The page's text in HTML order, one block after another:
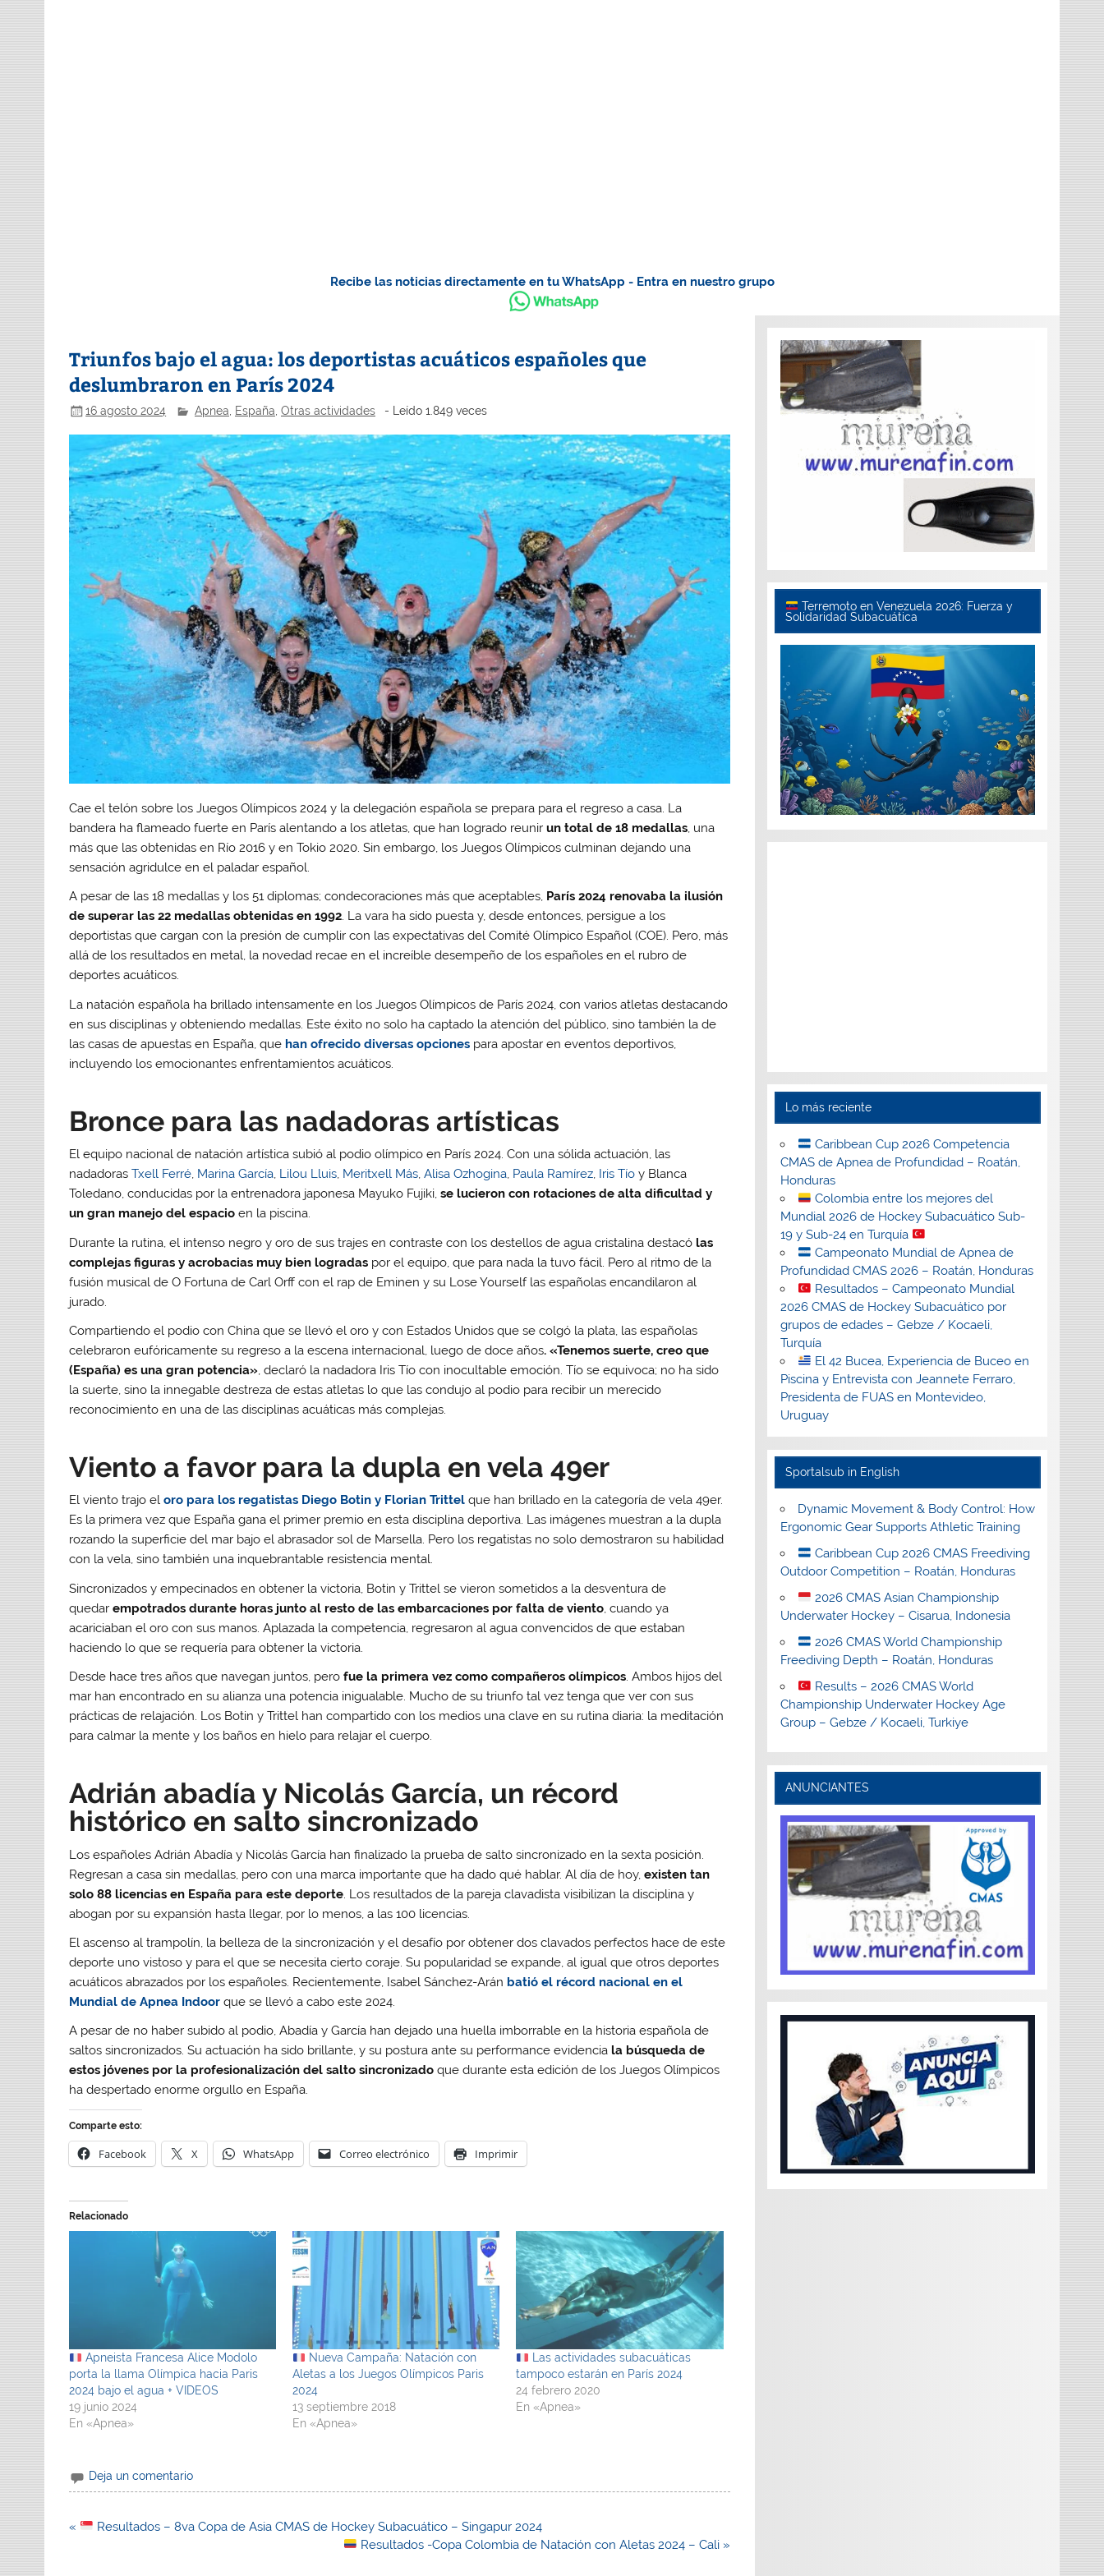
Recibe las noticias directamente en tu WhatsApp - Entra en nuestro grupo
Triunfos bajo el agua: los deportistas acuáticos españoles que
deslumbraron en París 2024
16 agosto 2024 Apnea España Otras actividades - Leído 1.849 veces
Cae el telón sobre los Juegos Olímpicos 2024 y la delegación española se prepara para el regreso a casa. La
bandera ha flameado fuerte en París alentando a los atletas, que han logrado reunirun total de 18 medallas, una
más que las obtenidas en Río 2016 y en Tokio 2020. Sin embargo, los Juegos Olímpicos culminan dejando una
sensación agridulce en el paladar español.
A pesar de las 18 medallas y los 51 diplomas; condecoraciones más que aceptables, París 2024 renovaba la ilusión
de superar las 22 medallas obtenidas en 1992. La vara ha sido puesta y, desde entonces, persigue a los
deportistas que cargan con la presión de cumplir con las expectativas del Comité Olímpico Español (COE). Pero, más
allá de los resultados en metal, la novedad recae en el increíble desempeño de los españoles en el rubro de
deportes acuáticos.
La natación española ha brillado intensamente en los Juegos Olímpicos de París 2024, con varios atletas destacando
en sus disciplinas y obteniendo medallas. Este éxito no solo ha captado la atención del público, sino también la de
las casas de apuestas en España, que han ofrecido diversas opciones para apostar en eventos deportivos,
incluyendo los emocionantes enfrentamientos acuáticos.
Bronce para las nadadoras artísticas
El equipo nacional de natación artística subió al podio olímpico en París 2024. Con una sólida actuación, las
nadadorasTxell Ferré, Marina García, Lilou Lluis, Meritxell Más,Alisa Ozhogina, Paula Ramírez, Iris Tío y Blanca
Toledano, conducidas por la entrenadora japonesa Mayuko Fujiki,se lucieron con rotaciones de alta dificultad y
un gran manejo del espacioen la piscina.
Durante la rutina, el intenso negro y oro de sus trajes en contraste con los destellos de agua cristalina destacó las
complejas figuras y acrobacias muy bien logradas por el equipo, que para nada la tuvo fácil. Pero al ritmo de la
fusión musical de O Fortuna de Carl Orff con el rap de Eminen y su Lose Yourself las españolas encandilaron al
jurado.
Compartiendo el podio con China que se llevó el oro y con Estados Unidos que se colgó la plata, las españolas
celebraron eufóricamente su regreso a la escena internacional, luego de doce años. «Tenemos suerte, creo que
(España) es una gran potencia», declaró la nadadora Iris Tío con inocultable emoción. Tío se equivoca; no ha sido
la suerte, sino la innegable destreza de estas atletas lo que las condujo al podio para recibir un merecido
reconocimiento en una de las disciplinas acuáticas más complejas.
Viento a favor para la dupla en vela 49er
El viento trajo eloro para los regatistas Diego Botin y Florian Trittel que han brillado en la categoría de vela 49er.
Es la primera vez que España gana el primer premio en esta disciplina deportiva. Las imágenes muestran a la dupla
rozando la superficie del mar bajo el abrasador sol de Marsella. Pero los regatistas no solo demostraron su habilidad
con la vela, sino también una inquebrantable resistencia mental.
Sincronizados y empecinados en obtener la victoria, Botin y Trittel se vieron sometidos a la desventura de
quedarempotrados durante horas junto al resto de las embarcaciones por falta de viento, cuando ya
acariciaban el oro con sus manos. Aplazada la competencia, regresaron al agua convencidos de que estaban
haciendo lo que se requería para obtener la victoria.
Desde hace tres años que navegan juntos, perofue la primera vez como compañeros olímpicos. Ambos hijos del
mar han encontrado en su alianza una potencia inigualable. Mucho de su triunfo tal vez tenga que ver con sus
prácticas de relajación. Los Botin y Trittel han compartido con los medios una clave en su rutina diaria: la meditación
para calmar la mente y los baños en hielo para relajar el cuerpo.
Adrián abadía y Nicolás García, un récord
histórico en salto sincronizado
Los españoles Adrián Abadía y Nicolás García han finalizado la prueba de salto sincronizado en la sexta posición.
Regresan a casa sin medallas, pero con una marca importante que ha dado qué hablar. Al día de hoy,existen tan
solo 88 licencias en España para este deporte. Los resultados de la pareja clavadista visibilizan la disciplina y
abogan por su expansión hasta llegar, por lo menos, a las 100 licencias.
El ascenso al trampolín, la belleza de la sincronización y el desafío por obtener dos clavados perfectos hace de este
deporte uno vistoso y para el que se necesita cierto coraje. Su popularidad se expande, al igual que otros deportes
acuáticos abrazados por los españoles. Recientemente, Isabel Sánchez-Arán batió el récord nacional en el
Mundial de Apnea Indoor que se llevó a cabo este 2024.
A pesar de no haber subido al podio, Abadía y García han dejado una huella imborrable en la historia española de
saltos sincronizados. Su actuación ha sido brillante, y su postura ante su performance evidencia la búsqueda de
estos jóvenes por la profesionalización del salto sincronizado que durante esta edición de los Juegos Olímpicos
ha despertado enorme orgullo en España.
Comparte esto:
Facebook X WhatsApp Correo electrónico Imprimir
Relacionado
Apneista Francesa Alice Modolo
porta la llama Olímpica hacia Paris
2024 bajo el agua + VIDEOS
19 junio 2024
En «Apnea»
Nueva Campaña: Natación con
Aletas a los Juegos Olímpicos Paris
2024
13 septiembre 2018
En «Apnea»
Las actividades subacuáticas
tampoco estarán en París 2024
24 febrero 2020
En «Apnea»
Deja un comentario
Navegación
«
Resultados – 8va Copa de Asia CMAS de Hockey Subacuático – Singapur 2024
Resultados -Copa Colombia de Natación con Aletas 2024 – Cali »
Terremoto en Venezuela 2026: Fuerza y
Solidaridad Subacuática
Lo más reciente
Caribbean Cup 2026 Competencia
CMAS de Apnea de Profundidad – Roatán,
Honduras
Colombia entre los mejores del
Mundial 2026 de Hockey Subacuático Sub-
19 y Sub-24 en Turquía
Campeonato Mundial de Apnea de
Profundidad CMAS 2026 – Roatán, Honduras
Resultados – Campeonato Mundial
2026 CMAS de Hockey Subacuático por
grupos de edades – Gebze / Kocaeli,
Turquía
El 42 Bucea, Experiencia de Buceo en
Piscina y Entrevista con Jeannete Ferraro,
Presidenta de FUAS en Montevideo,
Uruguay
Sportalsub in English
Dynamic Movement & Body Control: How
Ergonomic Gear Supports Athletic Training
Caribbean Cup 2026 CMAS Freediving
Outdoor Competition – Roatán, Honduras
2026 CMAS Asian Championship
Underwater Hockey – Cisarua, Indonesia
2026 CMAS World Championship
Freediving Depth – Roatán, Honduras
Results – 2026 CMAS World
Championship Underwater Hockey Age
Group – Gebze / Kocaeli, Turkiye
ANUNCIANTES